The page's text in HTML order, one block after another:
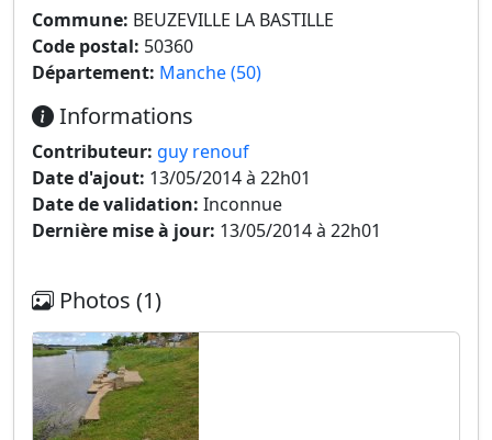
Commune: BEUZEVILLE LA BASTILLE
Code postal: 50360
Département: Manche (50)
Informations
Contributeur: guy renouf
Date d'ajout: 13/05/2014 à 22h01
Date de validation: Inconnue
Dernière mise à jour: 13/05/2014 à 22h01
Photos (1)